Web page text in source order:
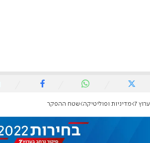
ערוץ 7 מדיניות ופוליטיקה שטח ההפקר